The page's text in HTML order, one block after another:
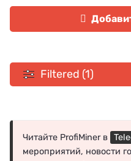
Filtered (1)
Читайте ProfiMiner в
мероприятий, новости